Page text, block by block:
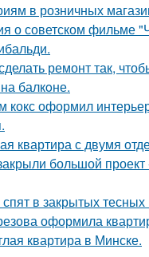
в розничных
о советском фильме
ремонт так,
балкoне.
оформил
квартира с двумя
большой проект
в закрытых
оформила
квартира в Минске.